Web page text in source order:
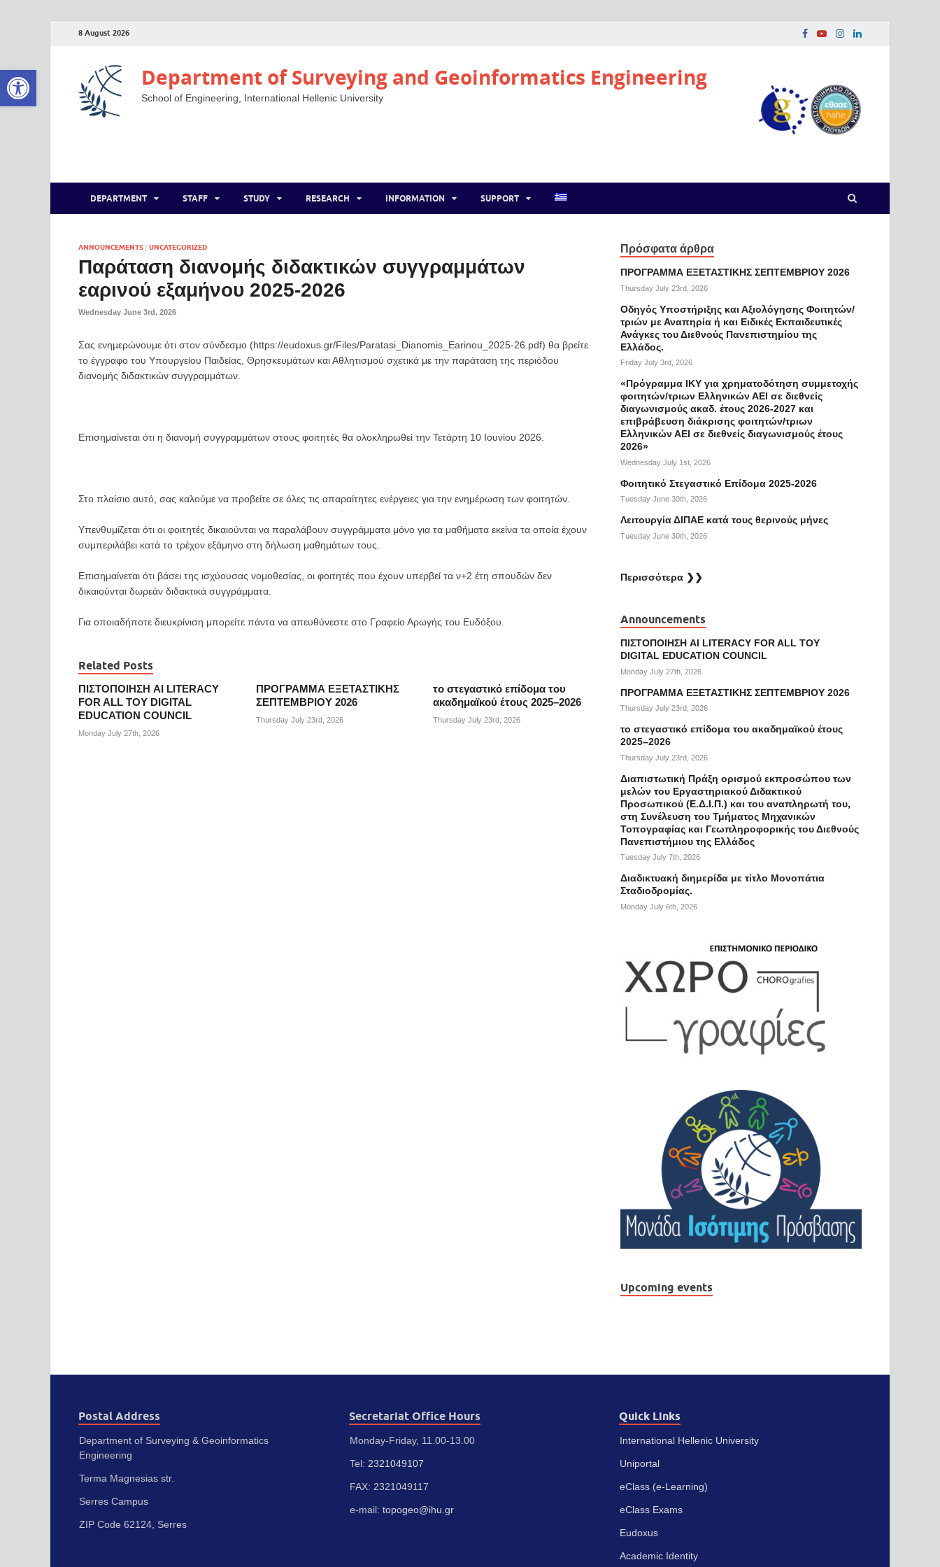
Open toolbar
8 August 2026
Department of Surveying and Geoinformatics Engineering
School of Engineering, International Hellenic University
DEPARTMENT STAFF STUDY RESEARCH INFORMATION SUPPORT
ANNOUNCEMENTS /UNCATEGORIZED
Παράταση διανομής διδακτικών συγγραμμάτων
εαρινού εξαμήνου 2025-2026
Wednesday June 3rd, 2026
Σας ενημερώνουμε ότι στον σύνδεσμο (https://eudoxus.gr/Files/Paratasi_Dianomis_Earinou_2025-26.pdf) θα βρείτε
το έγγραφο του Υπουργείου Παιδείας, Θρησκευμάτων και Αθλητισμού σχετικά με την παράταση της περιόδου
διανομής διδακτικών συγγραμμάτων.
Επισημαίνεται ότι η διανομή συγγραμμάτων στους φοιτητές θα ολοκληρωθεί την Τετάρτη 10 Ιουνίου 2026.
Στο πλαίσιο αυτό, σας καλούμε να προβείτε σε όλες τις απαραίτητες ενέργειες για την ενημέρωση των φοιτητών.
Υπενθυμίζεται ότι οι φοιτητές δικαιούνται να παραλάβουν συγγράμματα μόνο για τα μαθήματα εκείνα τα οποία έχουν
συμπεριλάβει κατά το τρέχον εξάμηνο στη δήλωση μαθημάτων τους.
Επισημαίνεται ότι βάσει της ισχύουσας νομοθεσίας, οι φοιτητές που έχουν υπερβεί τα ν+2 έτη σπουδών δεν
δικαιούνται δωρεάν διδακτικά συγγράμματα.
Για οποιαδήποτε διευκρίνιση μπορείτε πάντα να απευθύνεστε στο Γραφείο Αρωγής του Ευδόξου.
Related Posts
ΠΙΣΤΟΠΟΙΗΣΗ AI LITERACY
FOR ALL ΤΟΥ DIGITAL
EDUCATION COUNCIL
Monday July 27th, 2026
ΠΡΟΓΡΑΜΜΑ ΕΞΕΤΑΣΤΙΚΗΣ
ΣΕΠΤΕΜΒΡΙΟΥ 2026
Thursday July 23rd, 2026
το στεγαστικό επίδομα του
ακαδημαϊκού έτους 2025–2026
Thursday July 23rd, 2026
Πρόσφατα άρθρα
ΠΡΟΓΡΑΜΜΑ ΕΞΕΤΑΣΤΙΚΗΣ ΣΕΠΤΕΜΒΡΙΟΥ 2026
Thursday July 23rd, 2026
Οδηγός Υποστήριξης και Αξιολόγησης Φοιτητών/
τριών με Αναπηρία ή και Ειδικές Εκπαιδευτικές
Ανάγκες του Διεθνούς Πανεπιστημίου της
Ελλάδος.
Friday July 3rd, 2026
«Πρόγραμμα ΙΚΥ για χρηματοδότηση συμμετοχής
φοιτητών/τριων Ελληνικών ΑΕΙ σε διεθνείς
διαγωνισμούς ακαδ. έτους 2026-2027 και
επιβράβευση διάκρισης φοιτητών/τριων
Ελληνικών ΑΕΙ σε διεθνείς διαγωνισμούς έτους
2026»
Wednesday July 1st, 2026
Φοιτητικό Στεγαστικό Επίδομα 2025-2026
Tuesday June 30th, 2026
Λειτουργία ΔΙΠΑΕ κατά τους θερινούς μήνες
Tuesday June 30th, 2026
Περισσότερα ❯❯
Announcements
ΠΙΣΤΟΠΟΙΗΣΗ AI LITERACY FOR ALL ΤΟΥ
DIGITAL EDUCATION COUNCIL
Monday July 27th, 2026
ΠΡΟΓΡΑΜΜΑ ΕΞΕΤΑΣΤΙΚΗΣ ΣΕΠΤΕΜΒΡΙΟΥ 2026
Thursday July 23rd, 2026
το στεγαστικό επίδομα του ακαδημαϊκού έτους
2025–2026
Thursday July 23rd, 2026
Διαπιστωτική Πράξη ορισμού εκπροσώπου των
μελών του Εργαστηριακού Διδακτικού
Προσωπικού (Ε.Δ.Ι.Π.) και του αναπληρωτή του,
στη Συνέλευση του Τμήματος Μηχανικών
Τοπογραφίας και Γεωπληροφορικής του Διεθνούς
Πανεπιστήμιου της Ελλάδος
Tuesday July 7th, 2026
Διαδικτυακή διημερίδα με τίτλο Μονοπάτια
Σταδιοδρομίας.
Monday July 6th, 2026
Upcoming events
Postal Address
Department of Surveying & Geoinformatics
Engineering
Terma Magnesias str.
Serres Campus
ZIP Code 62124, Serres
Secretariat Office Hours
Monday-Friday, 11.00-13.00
Tel: 2321049107
FAX: 2321049117
e-mail: topogeo@ihu.gr
Quick Links
International Hellenic University
Uniportal
eClass (e-Learning)
eClass Exams
Eudoxus
Academic Identity